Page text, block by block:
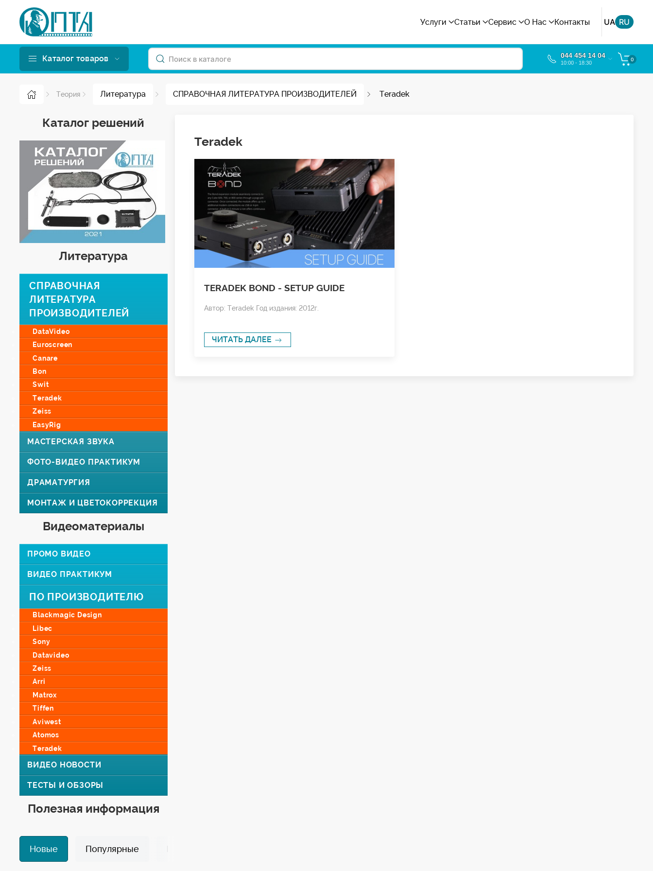
Услуги Статьи Сервис О Нас Контакты UA RU
Каталог товаров 044 454 14 04
10:00 - 18:30
0
Теория Литература СПРАВОЧНАЯ ЛИТЕРАТУРА ПРОИЗВОДИТЕЛЕЙ Teradek
Каталог решений
Литература
СПРАВОЧНАЯ
ЛИТЕРАТУРА
ПРОИЗВОДИТЕЛЕЙ
DataVideo
Euroscreen
Canare
Bon
Swit
Teradek
Zeiss
EasyRig
МАСТЕРСКАЯ ЗВУКА
ФОТО-ВИДЕО ПРАКТИКУМ
ДРАМАТУРГИЯ
МОНТАЖ И ЦВЕТОКОРРЕКЦИЯ
Видеоматериалы
ПРОМО ВИДЕО
ВИДЕО ПРАКТИКУМ
ПО ПРОИЗВОДИТЕЛЮ
Blackmagic Design
Libec
Sony
Datavideo
Zeiss
Arri
Matrox
Tiffen
Aviwest
Atomos
Teradek
ВИДЕО НОВОСТИ
ТЕСТЫ И ОБЗОРЫ
Полезная информация
Новые Популярные Избранные
Teradek
TERADEK BOND - SETUP GUIDE
Автор: Teradek Год издания: 2012г.
ЧИТАТЬ ДАЛЕЕ